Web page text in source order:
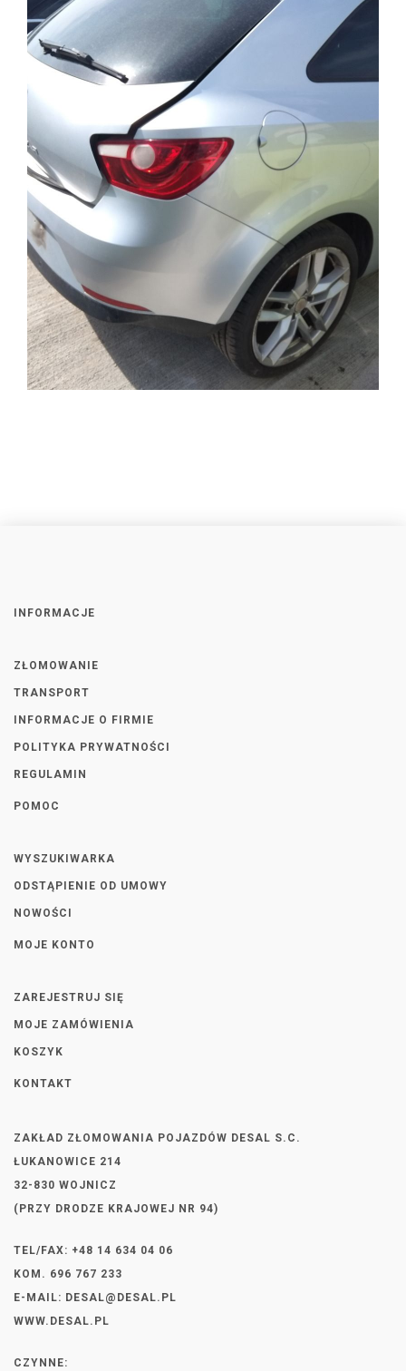
INFORMACJE
ZŁOMOWANIE
TRANSPORT
INFORMACJE O FIRMIE
POLITYKA PRYWATNOŚCI
REGULAMIN
POMOC
WYSZUKIWARKA
ODSTĄPIENIE OD UMOWY
NOWOŚCI
MOJE KONTO
ZAREJESTRUJ SIĘ
MOJE ZAMÓWIENIA
KOSZYK
KONTAKT
ZAKŁAD ZŁOMOWANIA POJAZDÓW DESAL S.C.
ŁUKANOWICE 214
32-830 WOJNICZ
(PRZY DRODZE KRAJOWEJ NR 94)
TEL/FAX: +48 14 634 04 06
KOM. 696 767 233
E-MAIL: DESAL@DESAL.PL
WWW.DESAL.PL
CZYNNE: